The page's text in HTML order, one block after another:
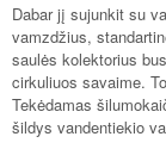
Dabar jį sujunkit su
vamzdžius,
saulės kolektorius
cirkuliuos savaime.
Tekėdamas
šildys vandentiekio